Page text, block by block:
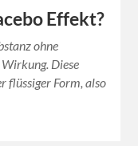
Effekt?
ohne
Diese
flüssiger Form, also